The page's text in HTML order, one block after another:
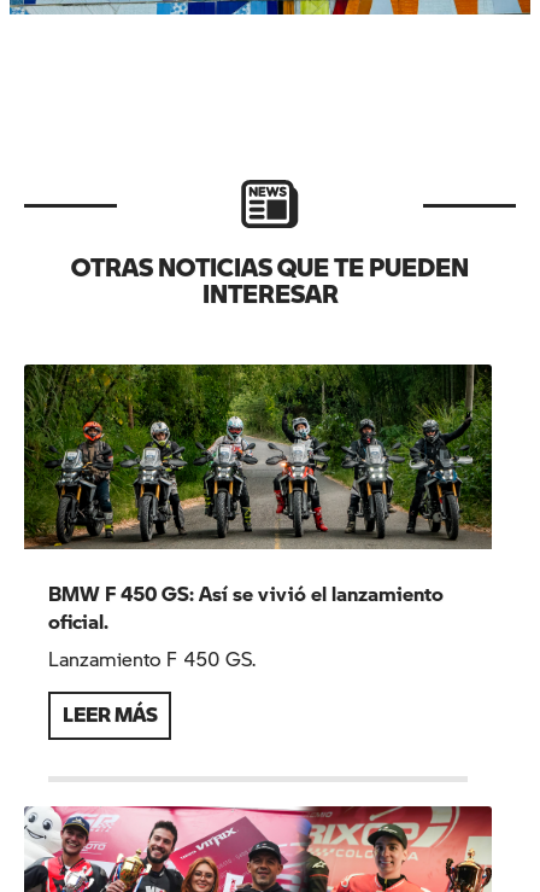
OTRAS NOTICIAS QUE TE PUEDEN
INTERESAR
BMW F 450 GS: Así se vivió el lanzamiento
oficial.
Lanzamiento F 450 GS.
LEER MÁS